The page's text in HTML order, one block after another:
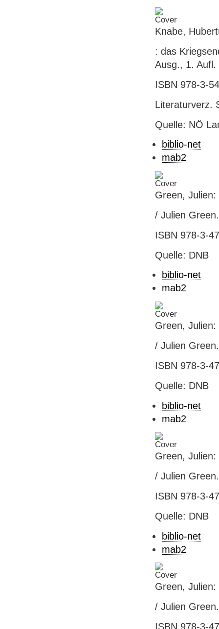
Knabe,
: das
Ausg., 1.
ISBN 978-3-
Literaturverz.
Quelle: NÖ
biblio-net
mab2
Green, Julien:
/ Julien
ISBN 978-3-
Quelle: DNB
biblio-net
mab2
Green, Julien:
/ Julien
ISBN 978-3-
Quelle: DNB
biblio-net
mab2
Green, Julien:
/ Julien
ISBN 978-3-
Quelle: DNB
biblio-net
mab2
Green, Julien:
/ Julien
ISBN 978-3-